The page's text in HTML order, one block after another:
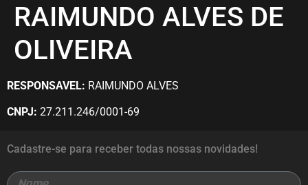
RAIMUNDO ALVES DE
OLIVEIRA
RESPONSAVEL: RAIMUNDO ALVES
CNPJ: 27.211.246/0001-69
Cadastre-se para receber todas nossas novidades!